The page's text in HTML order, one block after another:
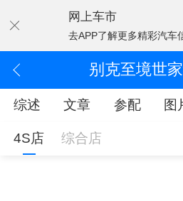
网上车市
去APP了解更多精彩汽车
别克至境世
综述 文章 参配 图
4S店 综合店